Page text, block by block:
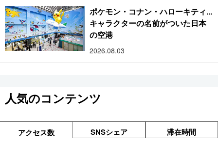
ポケモン・コナン・ハローキティ...
キャラクターの名前がついた日本
の空港
2026.08.03
人気のコンテンツ
アクセス数 SNSシェア 滞在時間